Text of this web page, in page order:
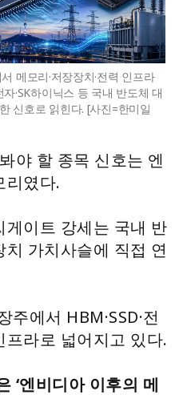
메모리·저장장치·전력 인프라
·SK하이닉스 등 국내 반도체 대
신호로 읽힌다. [사진=한미일
야 할 종목 신호는 엔
리였다.
게이트 강세는 국내 반
가치사슬에 직접 연
에서 HBM·SSD·전
프라로 넓어지고 있다.
‘엔비디아 이후의 메